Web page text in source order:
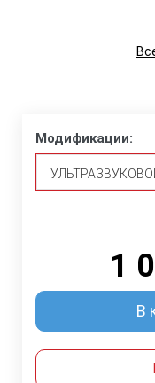
Модификации:
1
В